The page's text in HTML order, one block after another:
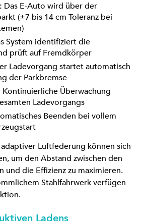
Das E-Auto wird über der
(±7 bis 14 cm Toleranz bei
System identifiziert die
prüft auf Fremdkörper
Ladevorgang startet automatisch
der Parkbremse
Kontinuierliche Überwachung
Ladevorgangs
Beenden bei vollem
Luftfederung können sich
um den Abstand zwischen den
und die Effizienz zu maximieren.
Stahlfahrwerk verfügen
Ladens